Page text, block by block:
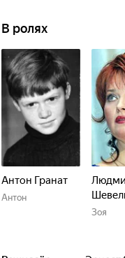
В ролях
Антон Гранат
Антон
Зоя